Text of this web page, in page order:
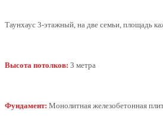
Таунхаус 3-этажный, на две семьи, площадь
Высота потолков: 3 метра
Фундамент: Монолитная железобетонная